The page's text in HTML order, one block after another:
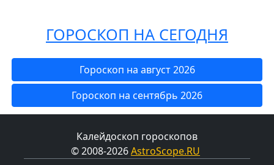
ГОРОСКОП НА СЕГОДНЯ
Гороскоп на август 2026
Гороскоп на сентябрь 2026
Калейдоскоп гороскопов
© 2008-2026AstroScope.RU